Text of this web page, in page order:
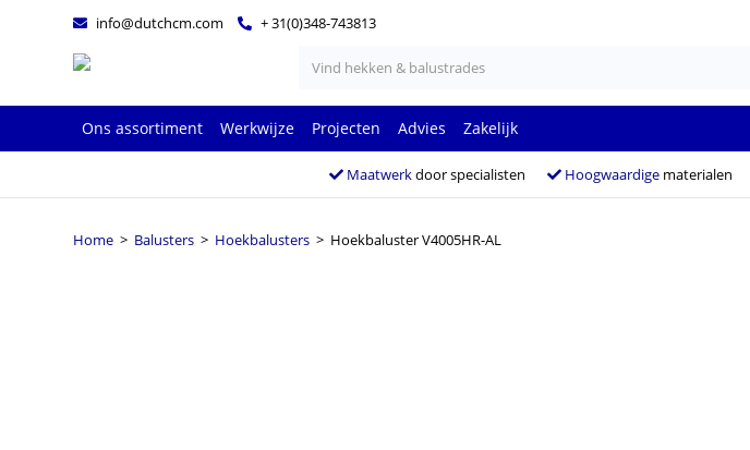
info@dutchcm.com + 31(0)348-743813
Ons assortiment Werkwijze Projecten Advies Zakelijk
Maatwerkdoor specialisten Hoogwaardigematerialen
Home > Balusters > Hoekbalusters > Hoekbaluster V4005HR-AL